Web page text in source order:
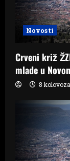
Novosti
Crveni križ
mlade u
8